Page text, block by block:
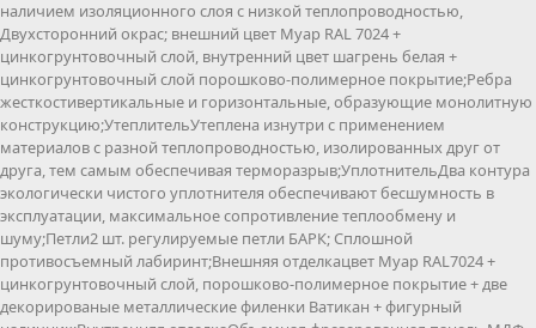
наличием изоляционного слоя с низкой теплопроводностью,
Двухсторонний окрас; внешний цвет Муар RAL 7024 +
цинкогрунтовочный слой, внутренний цвет шагрень белая +
цинкогрунтовочный слой порошково-полимерное покрытие;Ребра
жесткостивертикальные и горизонтальные, образующие монолитную
конструкцию;УтеплительУтеплена изнутри с применением
материалов с разной теплопроводностью, изолированных друг от
друга, тем самым обеспечивая терморазрыв;УплотнительДва контура
экологически чистого уплотнителя обеспечивают бесшумность в
эксплуатации, максимальное сопротивление теплообмену и
шуму;Петли2 шт. регулируемые петли БАРК; Сплошной
противосъемный лабиринт;Внешняя отделкацвет Муар RAL7024 +
цинкогрунтовочный слой, порошково-полимерное покрытие + две
декорированые металлические филенки Ватикан + фигурный